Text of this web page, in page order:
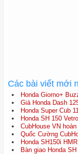
Các bài viết mới
Honda Giorno+
Giá Honda Dash
Honda Super Cub
Honda SH 150
CubHouse VN
Quốc Cường
Honda SH150i
Bàn giao Honda